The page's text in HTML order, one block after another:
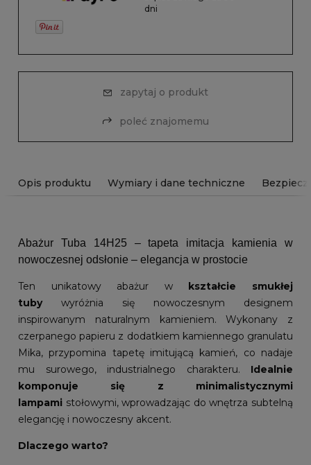
dni
zapytaj o produkt
poleć znajomemu
Opis produktu Wymiary i dane techniczne
Abażur Tuba 14H25 – tapeta imitacja kamienia w
nowoczesnej odsłonie – elegancja w prostocie
Ten unikatowy abażur wkształcie smukłej
tubywyróżnia się nowoczesnym designem
inspirowanym naturalnym kamieniem. Wykonany z
czerpanego papieru z dodatkiem kamiennego granulatu
Mika, przypomina tapetę imitującą kamień, co nadaje
mu surowego, industrialnego charakteru. Idealnie
komponuje się z minimalistycznymi
lampami stołowymi, wprowadzając do wnętrza subtelną
elegancję i nowoczesny akcent.
Dlaczego warto?